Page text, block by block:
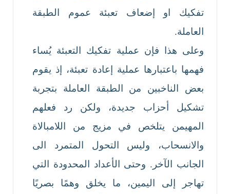
تفكيك او إضعاف تعبئة عموم الطبقة
العاملة.
وعلى هذا فإن عملية تفكيك التعبئة يُساء
فهمها باعتبارها عملية إعادة تعبئة، إذ يقوم
بعض الناخبين من الطبقة العاملة بتجربة
تشكيل أحزاب جديدة، ولكن رد فعلهم
المهيمن يتلخص في مزيج من اللامبالاة
والانسحاب، وليس التحول المتمرد الى
الجانب الآخر. وحتى الأعداد المحدودة التي
تهاجر إلى اليمين، ما يخلق وهمًا بصريًا